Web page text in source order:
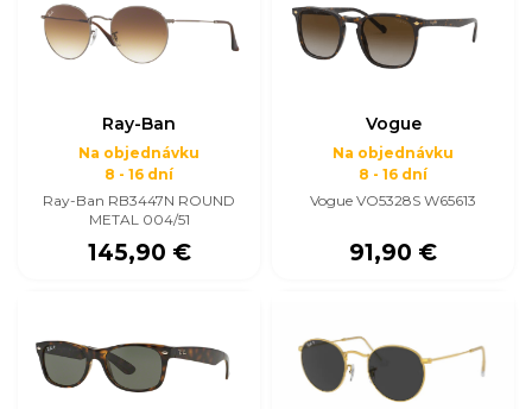
Ray-Ban
Na objednávku
8 - 16 dní
Ray-Ban RB3447N ROUND
METAL 004/51
145,90 €
Vogue
Na objednávku
8 - 16 dní
Vogue VO5328S W65613
91,90 €